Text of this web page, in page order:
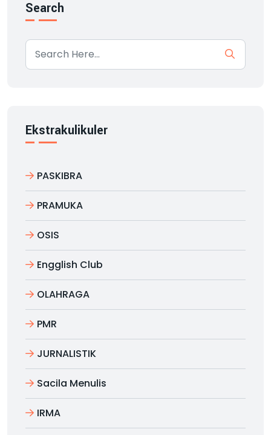
Search
Ekstrakulikuler
PASKIBRA
PRAMUKA
OSIS
Engglish Club
OLAHRAGA
PMR
JURNALISTIK
Sacila Menulis
IRMA